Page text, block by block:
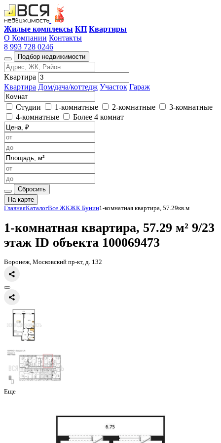
Жилые комплексы КП Квартиры
О Компании Контакты
8 993 728 0246
Подбор недвижимости
Квартира
Квартира Дом/дача/коттедж Участок Гараж
Студии 1-комнатные 2-комнатные
3-комнатные
4-комнатные
Более 4 комнат
Сбросить
На карте
Главная КаталогВсе ЖКЖК Бунин
1-комнатная квартира, 57.29
этаж
Воронеж, Московский пр-кт, д. 132